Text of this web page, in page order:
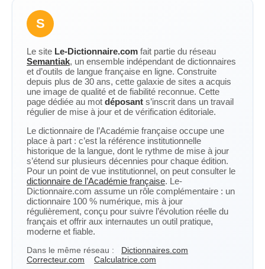
S
Le site Le-Dictionnaire.com fait partie du réseau
Semantiak, un ensemble indépendant de dictionnaires
et d’outils de langue française en ligne. Construite
depuis plus de 30 ans, cette galaxie de sites a acquis
une image de qualité et de fiabilité reconnue. Cette
page dédiée au mot déposant s’inscrit dans un travail
régulier de mise à jour et de vérification éditoriale.
Le dictionnaire de l’Académie française occupe une
place à part : c’est la référence institutionnelle
historique de la langue, dont le rythme de mise à jour
s’étend sur plusieurs décennies pour chaque édition.
Pour un point de vue institutionnel, on peut consulter le
dictionnaire de l’Académie française. Le-
Dictionnaire.com assume un rôle complémentaire : un
dictionnaire 100 % numérique, mis à jour
régulièrement, conçu pour suivre l’évolution réelle du
français et offrir aux internautes un outil pratique,
moderne et fiable.
Dans le même réseau :
Dictionnaires.com
Correcteur.com
Calculatrice.com